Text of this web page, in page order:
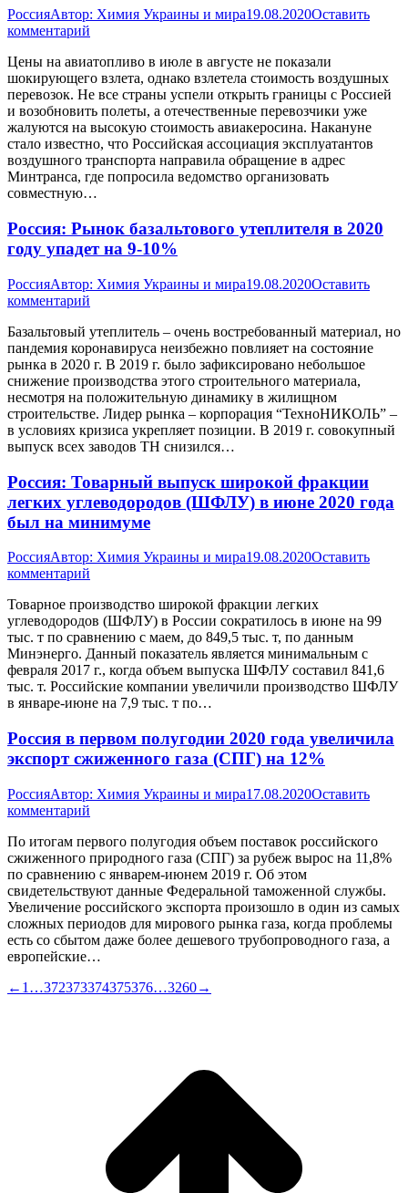
РоссияАвтор: Химия Украины и мира19.08.2020Оставить
комментарий
Цены на авиатопливо в июле в августе не показали
шокирующего взлета, однако взлетела стоимость воздушных
перевозок. Не все страны успели открыть границы с Россией
и возобновить полеты, а отечественные перевозчики уже
жалуются на высокую стоимость авиакеросина. Накануне
стало известно, что Российская ассоциация эксплуатантов
воздушного транспорта направила обращение в адрес
Минтранса, где попросила ведомство организовать
совместную…
Россия: Рынок базальтового утеплителя в 2020
году упадет на 9-10%
РоссияАвтор: Химия Украины и мира19.08.2020Оставить
комментарий
Базальтовый утеплитель – очень востребованный материал, но
пандемия коронавируса неизбежно повлияет на состояние
рынка в 2020 г. В 2019 г. было зафиксировано небольшое
снижение производства этого строительного материала,
несмотря на положительную динамику в жилищном
строительстве. Лидер рынка – корпорация “ТехноНИКОЛЬ” –
в условиях кризиса укрепляет позиции. В 2019 г. совокупный
выпуск всех заводов ТН снизился…
Россия: Товарный выпуск широкой фракции
легких углеводородов (ШФЛУ) в июне 2020 года
был на минимуме
РоссияАвтор: Химия Украины и мира19.08.2020Оставить
комментарий
Товарное производство широкой фракции легких
углеводородов (ШФЛУ) в России сократилось в июне на 99
тыс. т по сравнению с маем, до 849,5 тыс. т, по данным
Минэнерго. Данный показатель является минимальным с
февраля 2017 г., когда объем выпуска ШФЛУ составил 841,6
тыс. т. Российские компании увеличили производство ШФЛУ
в январе-июне на 7,9 тыс. т по…
Россия в первом полугодии 2020 года увеличила
экспорт сжиженного газа (СПГ) на 12%
РоссияАвтор: Химия Украины и мира17.08.2020Оставить
комментарий
По итогам первого полугодия объем поставок российского
сжиженного природного газа (СПГ) за рубеж вырос на 11,8%
по сравнению с январем-июнем 2019 г. Об этом
свидетельствуют данные Федеральной таможенной службы.
Увеличение российского экспорта произошло в один из самых
сложных периодов для мирового рынка газа, когда проблемы
есть со сбытом даже более дешевого трубопроводного газа, а
европейские…
← 1 …372373374375376…3260→